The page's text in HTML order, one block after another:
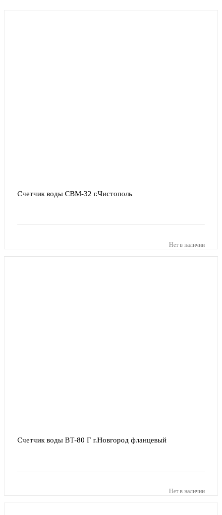
Счетчик воды СВМ-32 г.Чистополь
Нет в наличии
Счетчик воды ВТ-80 Г г.Новгород фланцевый
Нет в наличии